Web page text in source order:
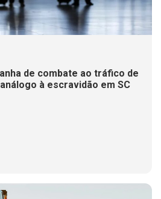
de combate ao tráfico de
à escravidão em SC